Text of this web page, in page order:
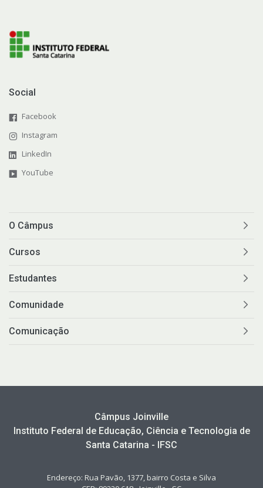
Social
Facebook
Instagram
LinkedIn
YouTube
O Câmpus
Cursos
Estudantes
Comunidade
Comunicação
Câmpus Joinville
Instituto Federal de Educação, Ciência e Tecnologia de
Santa Catarina - IFSC
Endereço: Rua Pavão, 1377, bairro Costa e Silva